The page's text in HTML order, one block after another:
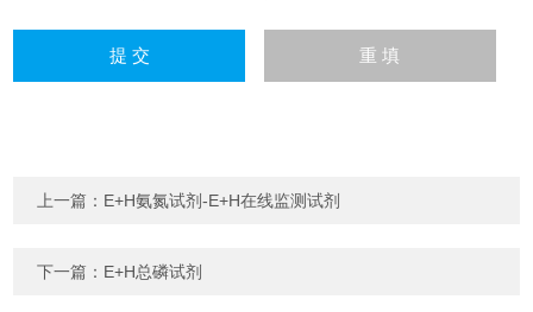
上一篇： E+H氨氮试剂-E+H在线监测试剂
下一篇： E+H总磷试剂